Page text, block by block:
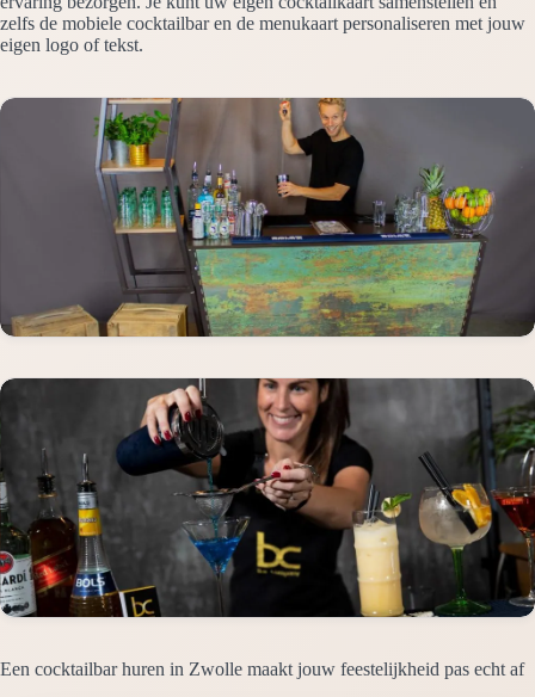
zelfs de mobiele cocktailbar en de menukaart personaliseren met jouw
eigen logo of tekst.
Een cocktailbar huren in Zwolle maakt jouw feestelijkheid pas echt af